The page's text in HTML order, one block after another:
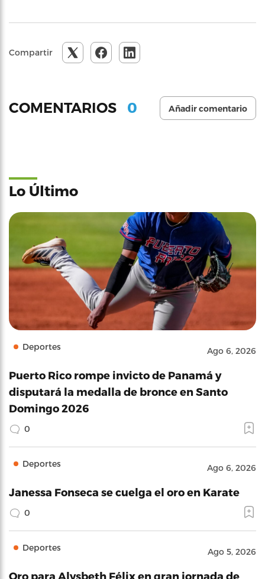
Compartir
COMENTARIOS 0 Añadir comentario
Lo Último
Deportes Ago 6, 2026
Puerto Rico rompe invicto de Panamá y
disputará la medalla de bronce en Santo
Domingo 2026
0
Deportes Ago 6, 2026
Janessa Fonseca se cuelga el oro en Karate
0
Deportes Ago 5, 2026
Oro para Alysbeth Félix en gran jornada de